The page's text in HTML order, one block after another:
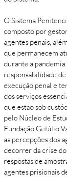
O Sistema
composto por
agentes penais,
que permanecem
durante a
responsabilidade
execução penal e
dos serviços
que estão sob
pelo Núcleo de
Fundação Getúlio
as percepções dos
decorrer da crise
respostas de
agentes prisionais